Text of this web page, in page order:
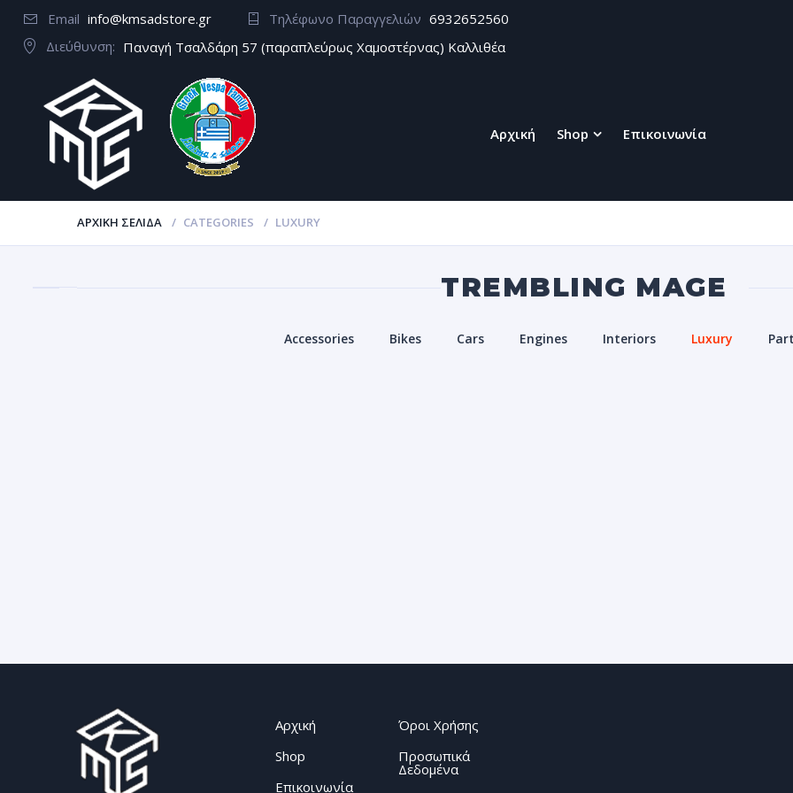
Email info@kmsadstore.gr Τηλέφωνο Παραγγελιών 6932652560
Διεύθυνση: Παναγή Τσαλδάρη 57 (παραπλεύρως Χαμοστέρνας) Καλλιθέα
Αρχική Shop Επικοινωνία
ΑΡΧΙΚΉ ΣΕΛΊΔΑ CATEGORIES LUXURY
TREMBLING MAGE
Accessories Bikes Cars Engines Interiors Luxury
Αρχική
Shop
Επικοινωνία
Όροι Χρήσης
Προσωπικά
Δεδομένα